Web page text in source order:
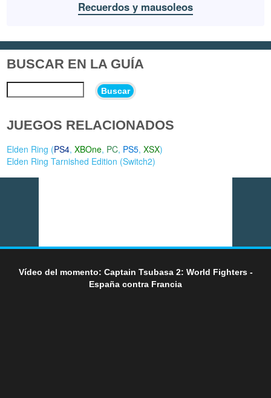
Recuerdos y mausoleos
BUSCAR EN LA GUÍA
Buscar
JUEGOS RELACIONADOS
Elden Ring (PS4,XBOne, PC, PS5,XSX)
Elden Ring Tarnished Edition (Switch2)
Vídeo del momento: Captain Tsubasa 2: World Fighters -
España contra Francia